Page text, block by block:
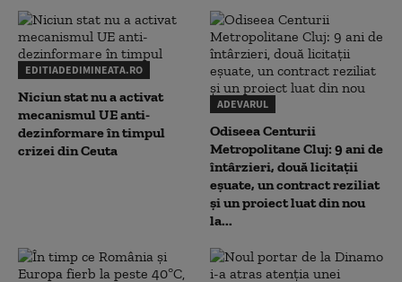
EDITIADEDIMINEATA.RO
Niciun stat nu a activat
mecanismul UE anti-
dezinformare în timpul
crizei din Ceuta
ADEVARUL
Odiseea Centurii
Metropolitane Cluj: 9 ani de
întârzieri, două licitații
eșuate, un contract reziliat
și un proiect luat din nou
la...